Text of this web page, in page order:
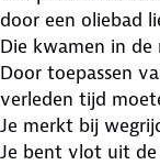
door een oliebad
Die kwamen in
Door toepassen
verleden tijd
Je merkt bij
Je bent vlot uit de